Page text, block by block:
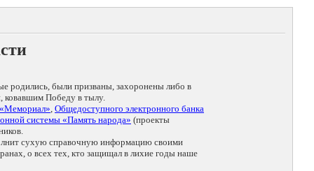
родились, были призваны, захоронены либо в
ковавшим Победу в тылу.
, Общедоступного электронного банка
системы «Память народа» (проекты
сухую справочную информацию своими
о всех тех, кто защищал в лихие годы наше